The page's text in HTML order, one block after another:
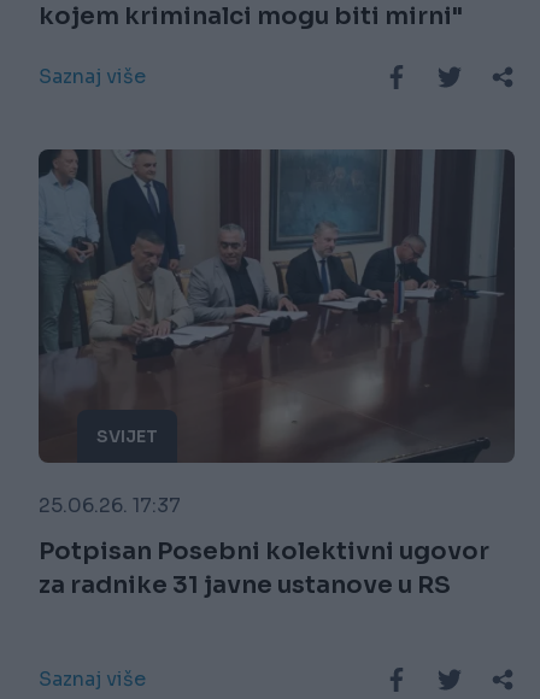
kojem kriminalci mogu biti mirni"
Saznaj više
SVIJET
25.06.26. 17:37
Potpisan Posebni kolektivni ugovor
za radnike 31 javne ustanove u RS
Saznaj više